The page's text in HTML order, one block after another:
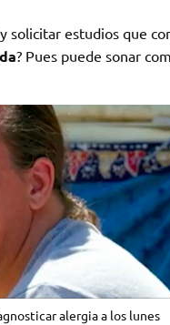
solicitar estudios que
? Pues puede sonar
alergia a los lunes